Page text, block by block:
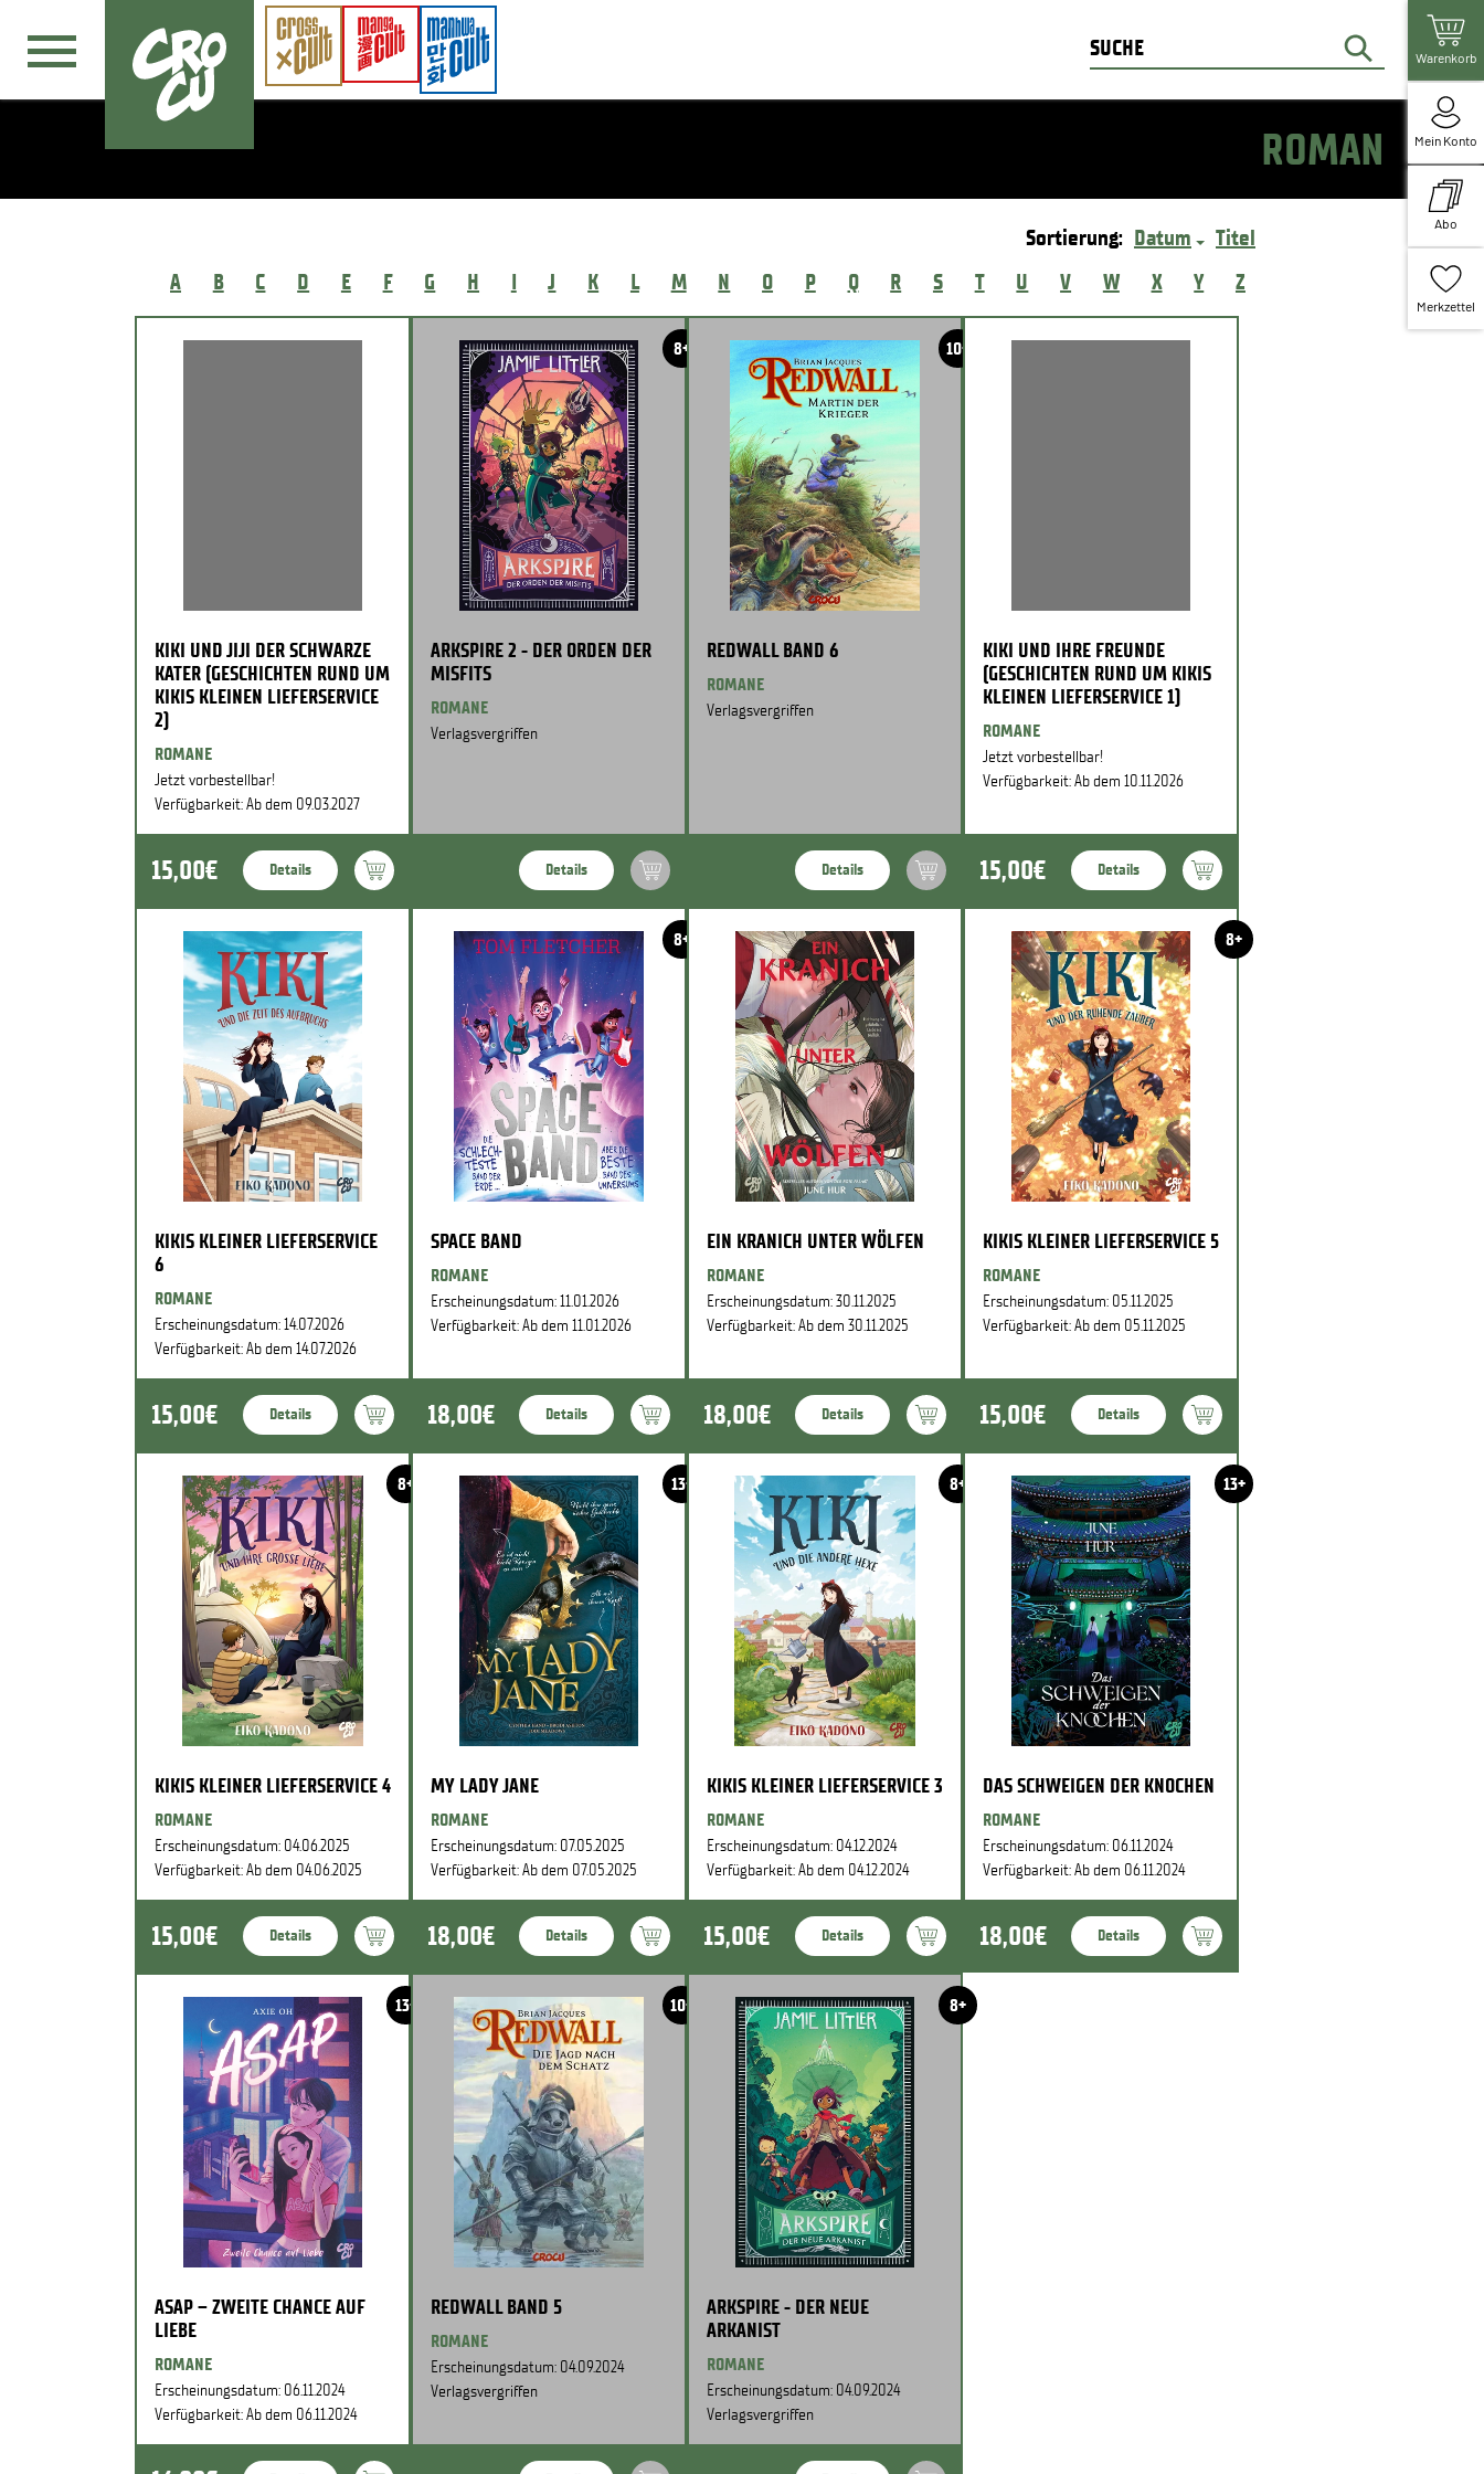
Warenkorb
Mein Konto
Abo
Merkzettel
ROMAN
Sortierung: Datum
Titel
A
B C D E F G H I J K L M N O P Q R S T U V W X Y Z
KIKI UND JIJI DER SCHWARZE
KATER (GESCHICHTEN RUND UM
KIKIS KLEINEN LIEFERSERVICE
2)
ROMANE
Jetzt vorbestellbar!
Verfügbarkeit: Ab dem 09.03.2027
15,00€ Details
8+
ARKSPIRE 2 - DER ORDEN DER
MISFITS
ROMANE
Verlagsvergriffen
Details
10+
REDWALL BAND 6
ROMANE
Verlagsvergriffen
Details
KIKI UND IHRE FREUNDE
(GESCHICHTEN RUND UM KIKIS
KLEINEN LIEFERSERVICE 1)
ROMANE
Jetzt vorbestellbar!
Verfügbarkeit: Ab dem 10.11.2026
15,00€ Details
KIKIS KLEINER LIEFERSERVICE
6
ROMANE
Erscheinungsdatum: 14.07.2026
Verfügbarkeit: Ab dem 14.07.2026
15,00€ Details
8+
SPACE BAND
ROMANE
Erscheinungsdatum: 11.01.2026
Verfügbarkeit: Ab dem 11.01.2026
18,00€ Details
EIN KRANICH UNTER WÖLFEN
ROMANE
Erscheinungsdatum: 30.11.2025
Verfügbarkeit: Ab dem 30.11.2025
18,00€ Details
8+
KIKIS KLEINER LIEFERSERVICE 5
ROMANE
Erscheinungsdatum: 05.11.2025
Verfügbarkeit: Ab dem 05.11.2025
15,00€ Details
8+
KIKIS KLEINER LIEFERSERVICE 4
ROMANE
Erscheinungsdatum: 04.06.2025
Verfügbarkeit: Ab dem 04.06.2025
15,00€ Details
13+
MY LADY JANE
ROMANE
Erscheinungsdatum: 07.05.2025
Verfügbarkeit: Ab dem 07.05.2025
18,00€ Details
8+
KIKIS KLEINER LIEFERSERVICE 3
ROMANE
Erscheinungsdatum: 04.12.2024
Verfügbarkeit: Ab dem 04.12.2024
15,00€ Details
13+
DAS SCHWEIGEN DER KNOCHEN
ROMANE
Erscheinungsdatum: 06.11.2024
Verfügbarkeit: Ab dem 06.11.2024
18,00€ Details
13+
ASAP – ZWEITE CHANCE AUF
LIEBE
ROMANE
Erscheinungsdatum: 06.11.2024
Verfügbarkeit: Ab dem 06.11.2024
10+
REDWALL BAND 5
ROMANE
Erscheinungsdatum: 04.09.2024
Verlagsvergriffen
8+
ARKSPIRE - DER NEUE
ARKANIST
ROMANE
Erscheinungsdatum: 04.09.2024
Verlagsvergriffen